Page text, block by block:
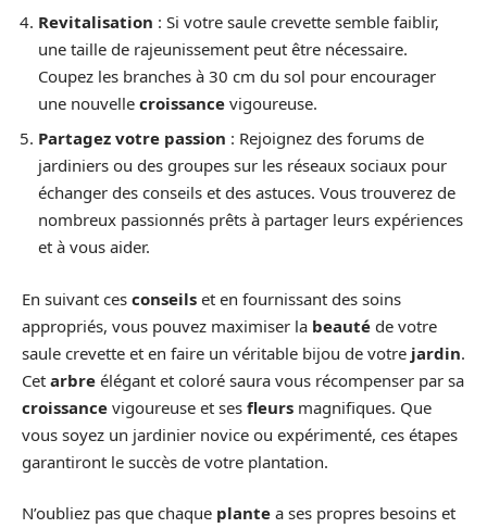
Revitalisation : Si votre saule crevette semble faiblir,
une taille de rajeunissement peut être nécessaire.
Coupez les branches à 30 cm du sol pour encourager
une nouvelle croissance vigoureuse.
Partagez votre passion : Rejoignez des forums de
jardiniers ou des groupes sur les réseaux sociaux pour
échanger des conseils et des astuces. Vous trouverez de
nombreux passionnés prêts à partager leurs expériences
et à vous aider.
En suivant ces conseils et en fournissant des soins
appropriés, vous pouvez maximiser la beauté de votre
saule crevette et en faire un véritable bijou de votre jardin.
Cet arbre élégant et coloré saura vous récompenser par sa
croissance vigoureuse et ses fleurs magnifiques. Que
vous soyez un jardinier novice ou expérimenté, ces étapes
garantiront le succès de votre plantation.
N’oubliez pas que chaque plante a ses propres besoins et